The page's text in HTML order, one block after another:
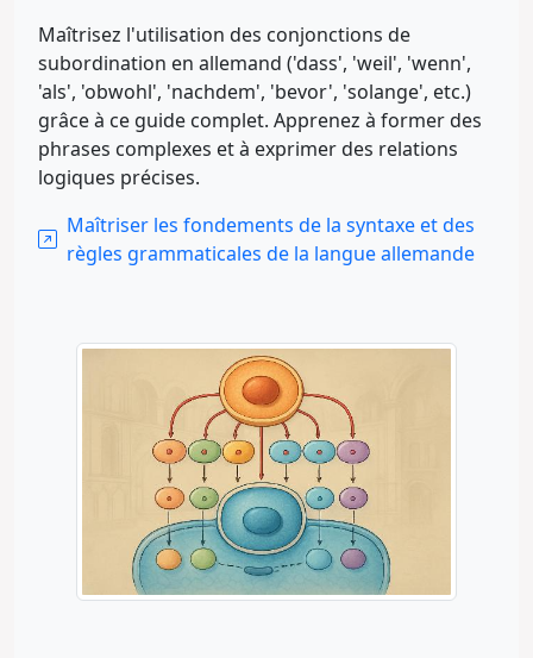
Maîtrisez l'utilisation des conjonctions de
subordination en allemand ('dass', 'weil', 'wenn',
'als', 'obwohl', 'nachdem', 'bevor', 'solange', etc.)
grâce à ce guide complet. Apprenez à former des
phrases complexes et à exprimer des relations
logiques précises.
Maîtriser les fondements de la syntaxe et des
règles grammaticales de la langue allemande